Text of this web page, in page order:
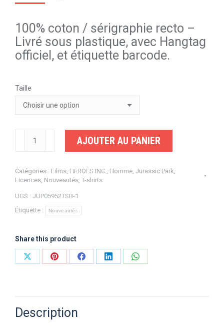
100% coton / sérigraphie recto –
Livré sous plastique, avec Hangtag
officiel, et étiquette barcode.
Taille
quantité
de
Park
Mister
DNA
AJOUTER AU PANIER
Catégories : Films, HEROES INC., Homme, Jurassic Park,
Licences, Nouveautés, T-shirts
UGS : JUP05952TSB-1
Étiquette :
Nouveautés
Share this product
PartagerPartagerPartagerPartagerPartager
Description